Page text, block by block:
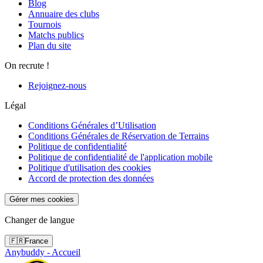
Blog
Annuaire des clubs
Tournois
Matchs publics
Plan du site
On recrute !
Rejoignez-nous
Légal
Conditions Générales d’Utilisation
Conditions Générales de Réservation de Terrains
Politique de confidentialité
Politique de confidentialité de l'application mobile
Politique d'utilisation des cookies
Accord de protection des données
Gérer mes cookies
Changer de langue
🇫🇷France
Anybuddy - Accueil